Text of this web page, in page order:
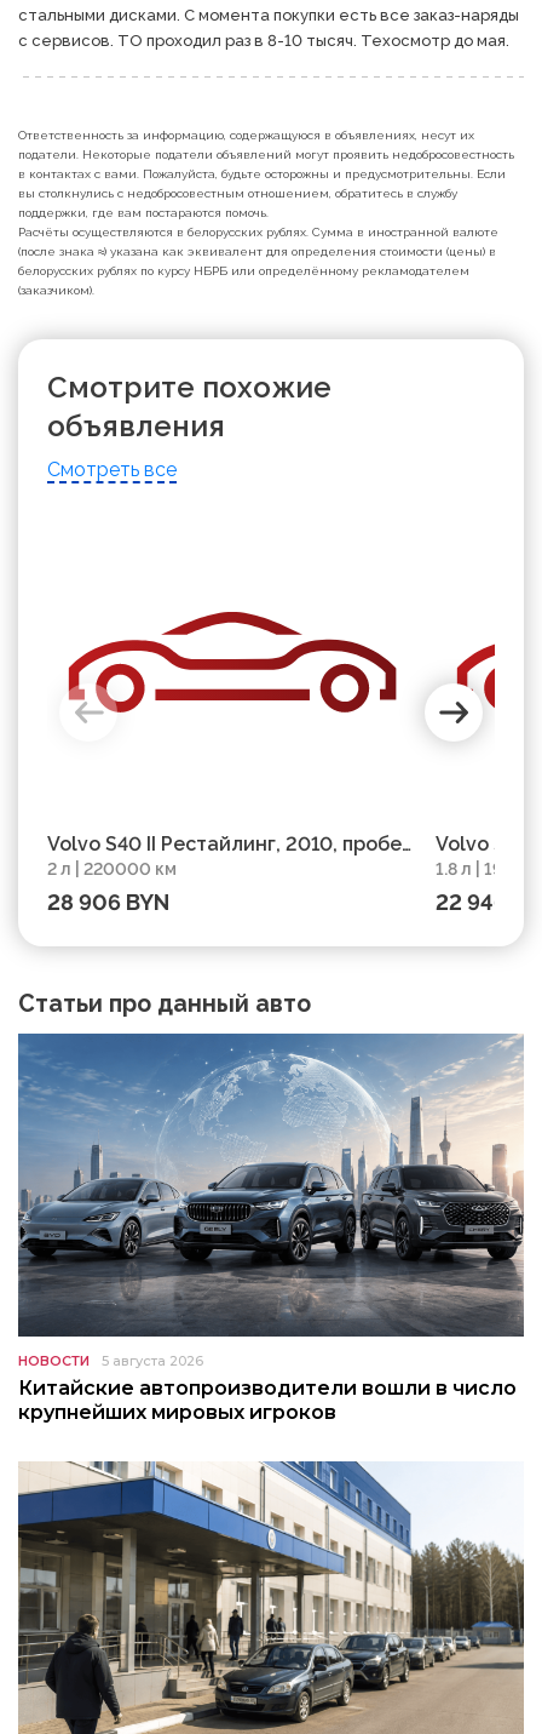
стальными дисками. С момента покупки есть все заказ-наряды
с сервисов. ТО проходил раз в 8-10 тысяч. Техосмотр до мая.
Ответственность за информацию, содержащуюся в объявлениях, несут их
податели. Некоторые податели объявлений могут проявить недобросовестность
в контактах с вами. Пожалуйста, будьте осторожны и предусмотрительны. Если
вы столкнулись с недобросовестным отношением, обратитесь в службу
поддержки, где вам постараются помочь.
Расчёты осуществляются в белорусских рублях. Сумма в иностранной валюте
(после знака ≈) указана как эквивалент для определения стоимости (цены) в
белорусских рублях по курсу НБРБ или определённому рекламодателем
(заказчиком).
Смотрите похожие
объявления
Смотреть все
Volvo S40 II Рестайлинг, 2010, пробег
220000 км
2 л | 220000 км
28 906 BYN
Volvo S40
196000 км
1.8 л |
22 946
Статьи про данный авто
НОВОСТИ 5 августа 2026
Китайские автопроизводители вошли в число
крупнейших мировых игроков